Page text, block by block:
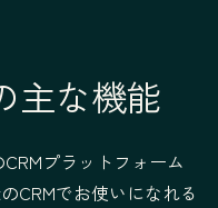
主な機能
プラットフォーム
CRMでお使いになれる